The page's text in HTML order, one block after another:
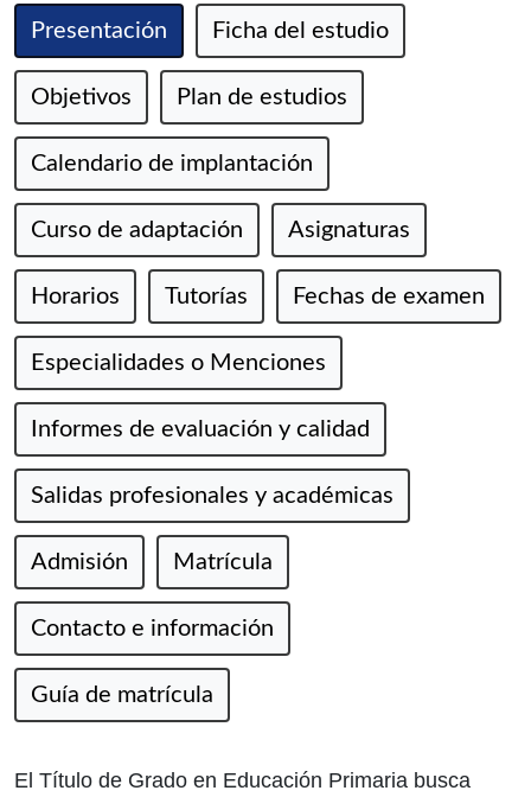
Presentación Ficha del estudio
Objetivos Plan de estudios
Calendario de implantación
Curso de adaptación Asignaturas
Horarios Tutorías Fechas de examen
Especialidades o Menciones
Informes de evaluación y calidad
Salidas profesionales y académicas
Admisión Matrícula
Contacto e información
Guía de matrícula
El Título de Grado en Educación Primaria busca